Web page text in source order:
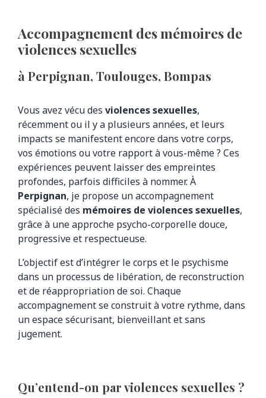
Accompagnement des mémoires de
violences sexuelles
à Perpignan, Toulouges, Bompas
Vous avez vécu des violences sexuelles,
récemment ou il y a plusieurs années, et leurs
impacts se manifestent encore dans votre corps,
vos émotions ou votre rapport à vous-même ? Ces
expériences peuvent laisser des empreintes
profondes, parfois difficiles à nommer. À
Perpignan, je propose un accompagnement
spécialisé des mémoires de violences sexuelles,
grâce à une approche psycho-corporelle douce,
progressive et respectueuse.
L’objectif est d’intégrer le corps et le psychisme
dans un processus de libération, de reconstruction
et de réappropriation de soi. Chaque
accompagnement se construit à votre rythme, dans
un espace sécurisant, bienveillant et sans
jugement.
Qu’entend-on par violences sexuelles ?